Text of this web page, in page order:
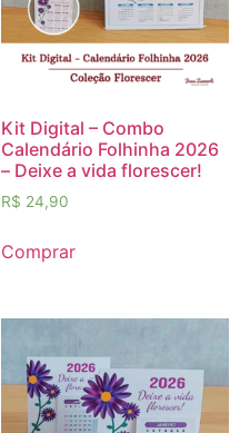
Kit Digital – Combo
Calendário Folhinha 2026
– Deixe a vida florescer!
R$ 24,90
Comprar